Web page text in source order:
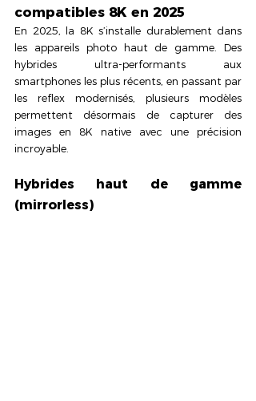
compatibles 8K en 2025
En 2025, la 8K s’installe durablement dans
les appareils photo haut de gamme. Des
hybrides ultra-performants aux
smartphones les plus récents, en passant par
les reflex modernisés, plusieurs modèles
permettent désormais de capturer des
images en 8K native avec une précision
incroyable.
Hybrides haut de gamme
(mirrorless)